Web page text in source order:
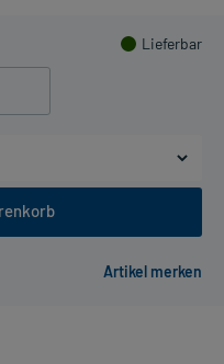
Lieferbar